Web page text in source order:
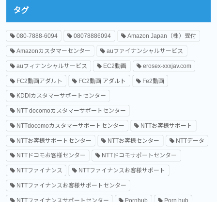
タグ
080-7888-6094 08078886094 Amazon Japan（株）受付
Amazonカスタマーセンター auファイナンシャルサービス
auフィナンシャルサービス EC2動画 erosex-xxxjav.com
FC2動画アダルト FC2動画 アダルト Fe2動画
KDDIカスタマーサポートセンター
NTT docomoカスタマーサポートセンター
NTTdocomoカスタマーサポートセンター NTTお客様サポート
NTTお客様サポートセンター NTTお客様センター NTTデータ
NTTドコモお客様センター NTTドコモサポートセンター
NTTファイナンス NTTファイナンスお客様サポート
NTTファイナンスお客様サポートセンター
NTTファイナンスサポートセンター Pornhub Porn hub